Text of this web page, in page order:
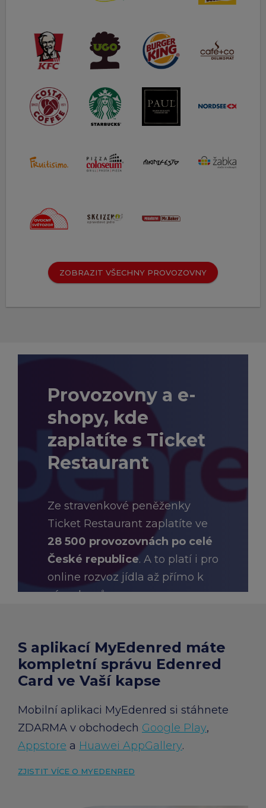
ZOBRAZIT VŠECHNY PROVOZOVNY
Provozovny a e-
shopy, kde
zaplatíte s Ticket
Restaurant
Ze stravenkové peněženky
Ticket Restaurant zaplatíte ve
28 500 provozovnách po celé
České republice. A to platí i pro
online rozvoz jídla až přímo k
vám domů.
HLEDAT PROVOZOVNY A E-
SHOPY
S aplikací MyEdenred máte
kompletní správu Edenred
Card ve Vaší kapse
Mobilní aplikaci MyEdenred si stáhnete
ZDARMA v obchodech Google Play,
Appstore a Huawei AppGallery.
ZJISTIT VÍCE O MYEDENRED